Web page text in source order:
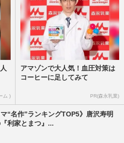
ム )
アマゾンで大人気！血圧対策は
コーヒーに足してみて
PR(森永乳業)
マ“名作”ランキングTOP5》唐沢寿明
利家とまつ』...